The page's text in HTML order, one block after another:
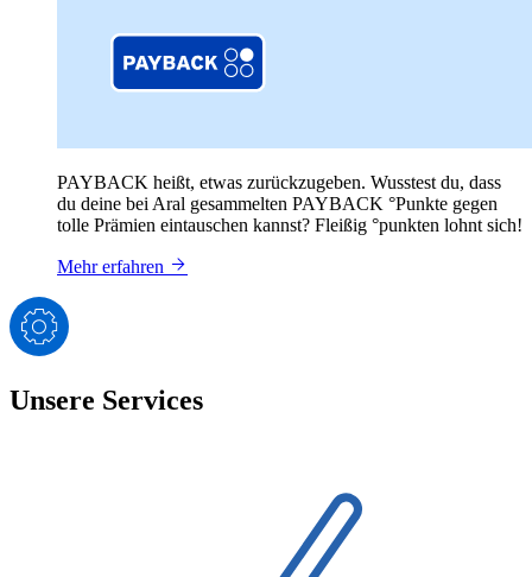
PAYBACK heißt, etwas zurückzugeben. Wusstest du, dass
du deine bei Aral gesammelten PAYBACK °Punkte gegen
tolle Prämien eintauschen kannst? Fleißig °punkten lohnt sich!
Mehr erfahren
Unsere Services